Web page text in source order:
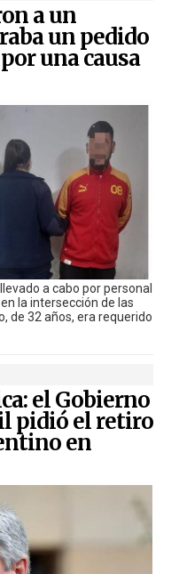
a un
un pedido
una causa
a cabo por personal
la intersección de las
de 32 años, era requerido
el Gobierno
pidió el retiro
en